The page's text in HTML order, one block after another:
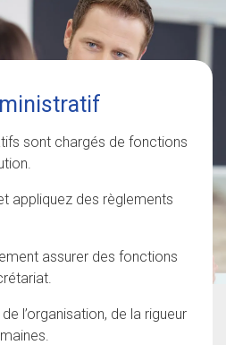
sont chargés de fonctions
appliquez des règlements
assurer des fonctions
l’organisation, de la rigueur